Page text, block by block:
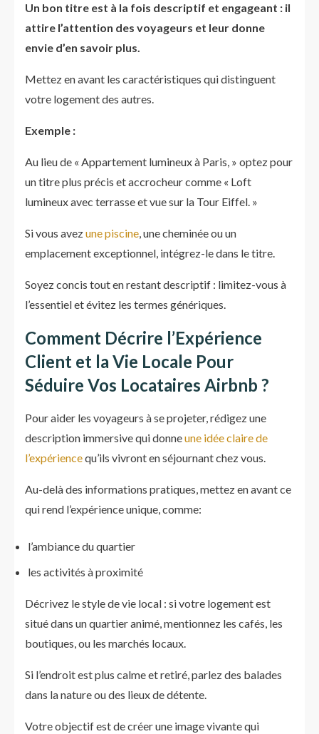
Un bon titre est à la fois descriptif et engageant : il
attire l’attention des voyageurs et leur donne
envie d’en savoir plus.
Mettez en avant les caractéristiques qui distinguent
votre logement des autres.
Exemple :
Au lieu de « Appartement lumineux à Paris, » optez pour
un titre plus précis et accrocheur comme « Loft
lumineux avec terrasse et vue sur la Tour Eiffel. »
Si vous avezune piscine, une cheminée ou un
emplacement exceptionnel, intégrez-le dans le titre.
Soyez concis tout en restant descriptif : limitez-vous à
l’essentiel et évitez les termes génériques.
Comment Décrire l’Expérience
Client et la Vie Locale Pour
Séduire Vos Locataires Airbnb ?
Pour aider les voyageurs à se projeter, rédigez une
description immersive qui donneune idée claire de
l’expériencequ’ils vivront en séjournant chez vous.
Au-delà des informations pratiques, mettez en avant ce
qui rend l’expérience unique, comme:
l’ambiance du quartier
les activités à proximité
Décrivez le style de vie local : si votre logement est
situé dans un quartier animé, mentionnez les cafés, les
boutiques, ou les marchés locaux.
Si l’endroit est plus calme et retiré, parlez des balades
dans la nature ou des lieux de détente.
Votre objectif est de créer une image vivante qui